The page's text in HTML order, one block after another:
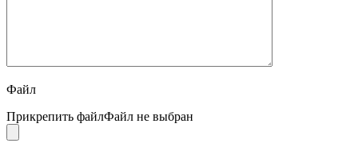
Файл
Прикрепить файлФайл не выбран